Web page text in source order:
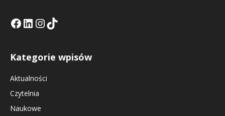
Facebook
LinkedIn
Tik Tok KEInstagramm KE
Kategorie wpisów
Aktualności
Czytelnia
Naukowe